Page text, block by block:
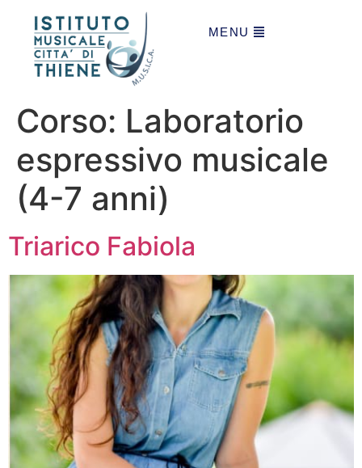
MENU
Corso: Laboratorio
espressivo musicale
(4-7 anni)
Triarico Fabiola